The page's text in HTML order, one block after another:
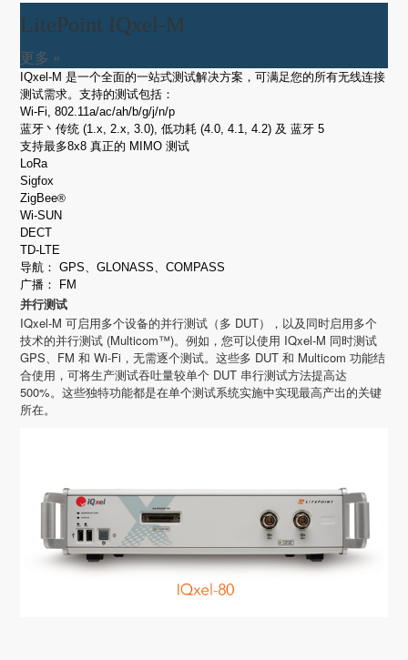
LitePoint IQxel-M
更多 »
IQxel-M 是一个全面的一站式测试解决方案，可满足您的所有无线连接
测试需求。支持的测试包括：
Wi-Fi, 802.11a/ac/ah/b/g/j/n/p
蓝牙丶传统 (1.x, 2.x, 3.0), 低功耗 (4.0, 4.1, 4.2) 及 蓝牙 5
支持最多8x8 真正的 MIMO 测试
LoRa
Sigfox
ZigBee®
Wi-SUN
DECT
TD-LTE
导航： GPS、GLONASS、COMPASS
广播： FM
并行测试
IQxel-M 可启用多个设备的并行测试（多 DUT），以及同时启用多个
技术的并行测试 (Multicom™)。例如，您可以使用 IQxel-M 同时测试
GPS、FM 和 Wi-Fi，无需逐个测试。这些多 DUT 和 Multicom 功能结
合使用，可将生产测试吞吐量较单个 DUT 串行测试方法提高达
500%。这些独特功能都是在单个测试系统实施中实现最高产出的关键
所在。